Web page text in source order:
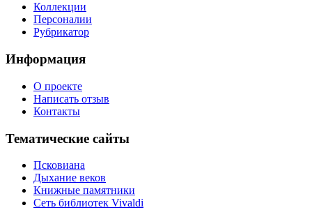
Коллекции
Персоналии
Рубрикатор
Информация
О проекте
Написать отзыв
Контакты
Тематические сайты
Псковиана
Дыхание веков
Книжные памятники
Сеть библиотек Vivaldi